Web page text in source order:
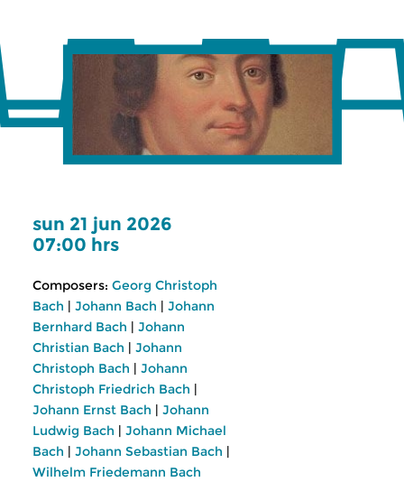
sun 21 jun 2026
07:00 hrs
Composers: Georg Christoph
Bach | Johann Bach | Johann
Bernhard Bach | Johann
Christian Bach | Johann
Christoph Bach | Johann
Christoph Friedrich Bach |
Johann Ernst Bach | Johann
Ludwig Bach | Johann Michael
Bach | Johann Sebastian Bach |
Wilhelm Friedemann Bach